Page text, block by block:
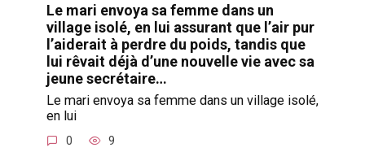
Le mari envoya sa femme dans un
village isolé, en lui assurant que l’air pur
l’aiderait à perdre du poids, tandis que
lui rêvait déjà d’une nouvelle vie avec sa
jeune secrétaire…
Le mari envoya sa femme dans un village isolé,
en lui
0 9